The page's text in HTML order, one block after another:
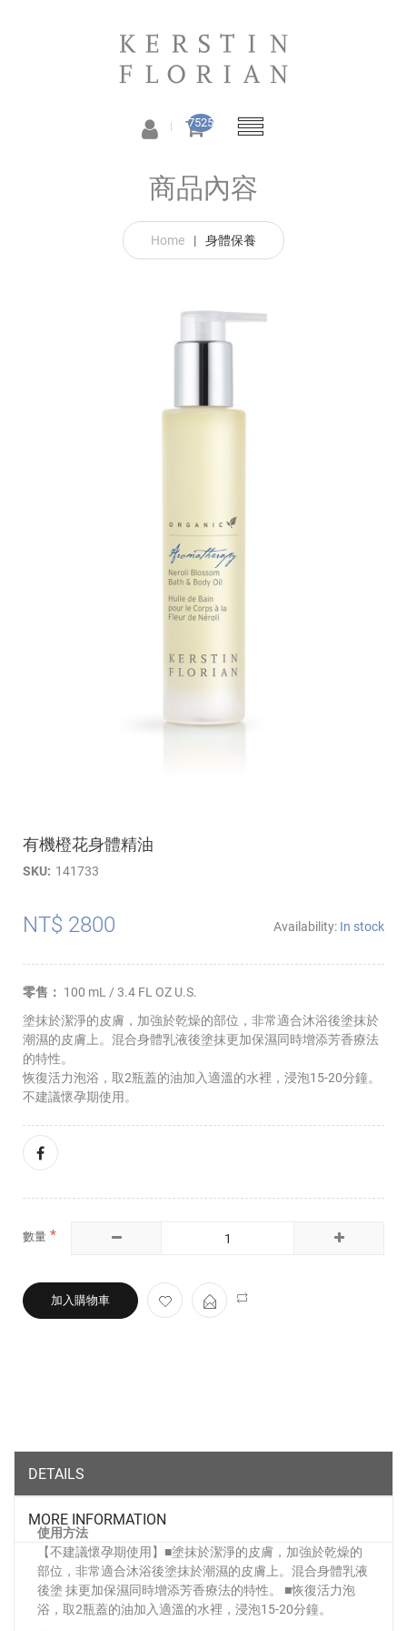
7525
商品內容
Home | 身體保養
有機橙花身體精油
SKU 141733
Availability: In stock
NT$ 2800
零售： 100 mL / 3.4 FL OZ U.S.
塗抹於潔淨的皮膚，加強於乾燥的部位，非常適合沐浴後塗抹於
潮濕的皮膚上。混合身體乳液後塗抹更加保濕同時增添芳香療法
的特性。
恢復活力泡浴，取2瓶蓋的油加入適溫的水裡，浸泡15-20分鐘。
不建議懷孕期使用。
數量
加入購物車
DETAILS
使用方法
【不建議懷孕期使用】■塗抹於潔淨的皮膚，加強於乾燥的
部位，非常適合沐浴後塗抹於潮濕的皮膚上。混合身體乳液
後塗 抹更加保濕同時增添芳香療法的特性。 ■恢復活力泡
浴，取2瓶蓋的油加入適溫的水裡，浸泡15-20分鐘。
MORE INFORMATION